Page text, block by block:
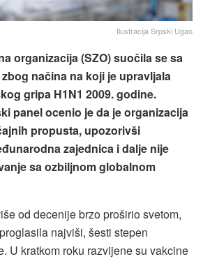
Ilustracija Srpski Ugao
organizacija (SZO) suočila se sa
načina na koji je upravljala
gripa H1N1 2009. godine.
panel ocenio je da je organizacija
propusta, upozorivši
zajednica i dalje nije
sa ozbiljnom globalnom
od decenije brzo proširio svetom,
najviši, šesti stepen
U kratkom roku razvijene su vakcine